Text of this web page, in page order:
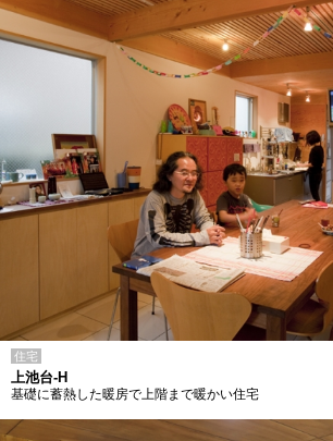
住宅
上池台-H
基礎に蓄熱した暖房で上階まで暖かい住宅